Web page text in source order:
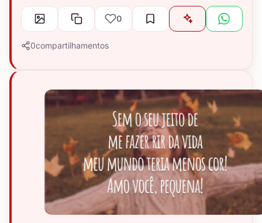
0
0compartilhamentos